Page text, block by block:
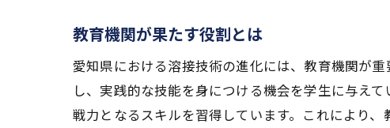
教育機関が果たす役割とは
愛知県における溶接技術の進化には、教育機関が
し、実践的な技能を身につける機会を学生に与え
戦力となるスキルを習得しています。これにより